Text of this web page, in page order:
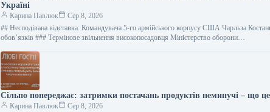
Україні
Карина Павлюк
Сер 8, 2026
## Несподівана відставка: Командувача 5-го армійського корпусу США Чарльза
обов’язків ### Термінове звільнення високопосадовця Міністерство оборони…
Сільпо попереджає: затримки постачань продуктів неминучі – що
Карина Павлюк Сер 8, 2026